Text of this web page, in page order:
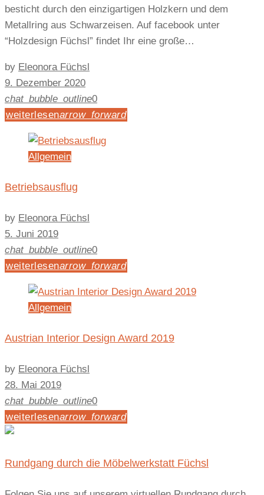
besticht durch den einzigartigen Holzkern und dem
Metallring aus Schwarzeisen. Auf facebook unter
“Holzdesign Füchsl” findet Ihr eine große…
by Eleonora Füchsl
9. Dezember 2020
chat_bubble_outline0
weiterlesenarrow_forward
Allgemein
Betriebsausflug
by Eleonora Füchsl
5. Juni 2019
chat_bubble_outline0
weiterlesenarrow_forward
Allgemein
Austrian Interior Design Award 2019
by Eleonora Füchsl
28. Mai 2019
chat_bubble_outline0
weiterlesenarrow_forward
Rundgang durch die Möbelwerkstatt Füchsl